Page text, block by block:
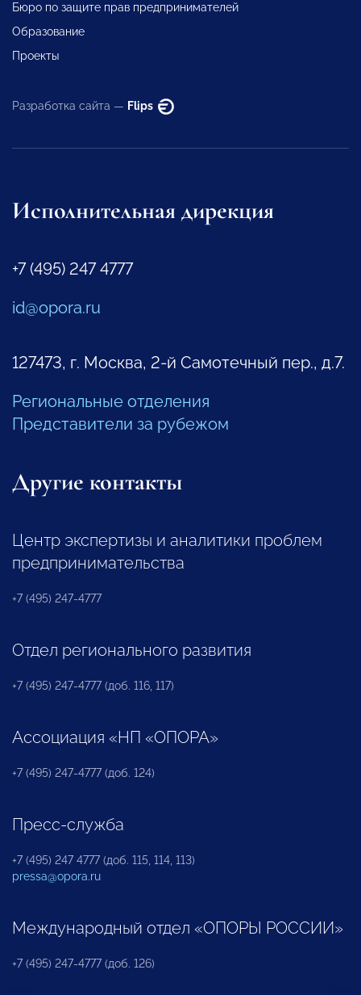
Бюро по защите прав предпринимателей
Образование
Проекты
Разработка сайта — Flips
Исполнительная дирекция
+7 (495) 247 4777
id@opora.ru
127473, г. Москва, 2-й Самотечный пер., д.7.
Региональные отделения
Представители за рубежом
Другие контакты
Центр экспертизы и аналитики проблем
предпринимательства
+7 (495) 247-4777
Отдел регионального развития
+7 (495) 247-4777 (доб. 116, 117)
Ассоциация «НП «ОПОРА»
+7 (495) 247-4777 (доб. 124)
Пресс-служба
+7 (495) 247 4777 (доб. 115, 114, 113)
pressa@opora.ru
Международный отдел «ОПОРЫ РОССИИ»
+7 (495) 247-4777 (доб. 126)